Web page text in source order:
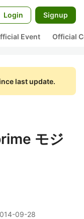
Login Signup
Event Official
last update.
モジ
09-28